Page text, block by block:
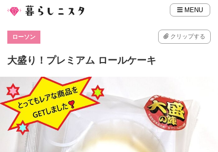
MENU
ローソン クリップする
大盛り！プレミアム ロールケーキ